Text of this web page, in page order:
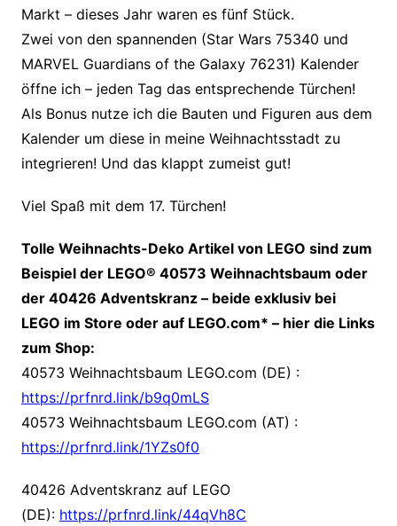
Markt – dieses Jahr waren es fünf Stück.
Zwei von den spannenden (Star Wars 75340 und
MARVEL Guardians of the Galaxy 76231) Kalender
öffne ich – jeden Tag das entsprechende Türchen!
Als Bonus nutze ich die Bauten und Figuren aus dem
Kalender um diese in meine Weihnachtsstadt zu
integrieren! Und das klappt zumeist gut!
Viel Spaß mit dem 17. Türchen!
Tolle Weihnachts-Deko Artikel von LEGO sind zum
Beispiel der LEGO® 40573 Weihnachtsbaum oder
der 40426 Adventskranz – beide exklusiv bei
LEGO im Store oder auf LEGO.com* – hier die Links
zum Shop:
40573 Weihnachtsbaum LEGO.com (DE) :
https://prfnrd.link/b9q0mLS
40573 Weihnachtsbaum LEGO.com (AT) :
https://prfnrd.link/1YZs0f0
40426 Adventskranz auf LEGO
(DE): https://prfnrd.link/44qVh8C